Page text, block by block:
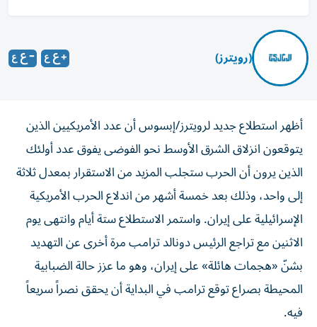
(رويترز)
أظهر استطلاع جديد لرويترز/إبسوس أن عدد الأمريكيين الذين
يتوقعون انزلاق الشرق الأوسط نحو الفوضى يفوق عدد أولئك
الذين يرون أن الحرب ستجلب المزيد من الاستقرار بمعدل ثلاثة
إلى واحد، وذلك بعد خمسة ‌أشهر من اندلاع الحرب الأمريكية
الإسرائيلية على إيران. واستمر الاستطلاع ستة أيام وانتهى يوم
الاثنين مع تراجع الرئيس دونالد ترامب مرة أخرى عن التهديد
بشنّ «هجمات هائلة» على إيران، ​وهو ما عزز حالة الضبابية
المحيطة بصراع توقع ترامب في البداية أن يحقق نصراً سريعاً
فيه.